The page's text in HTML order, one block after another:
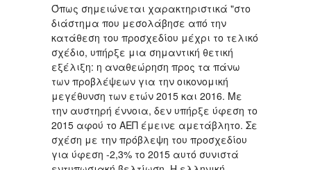
Όπως σημειώνεται χαρακτηριστικά "στο
διάστημα που μεσολάβησε από την
κατάθεση του προσχεδίου μέχρι το τελικό
σχέδιο, υπήρξε μια σημαντική θετική
εξέλιξη: η αναθεώρηση προς τα πάνω
των προβλέψεων για την οικονομική
μεγέθυνση των ετών 2015 και 2016. Με
την αυστηρή έννοια, δεν υπήρξε ύφεση το
2015 αφού το ΑΕΠ έμεινε αμετάβλητο. Σε
σχέση με την πρόβλεψη του προσχεδίου
για ύφεση -2,3% το 2015 αυτό συνιστά